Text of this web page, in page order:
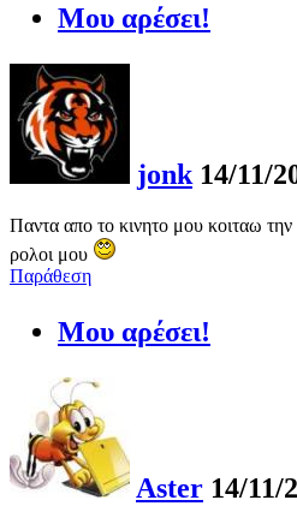
Μου αρέσει!
jonk 14/11/
Παντα απο το κινητο μου κοιταω
ρολοι μου
Παράθεση
Μου αρέσει!
Aster 14/11/